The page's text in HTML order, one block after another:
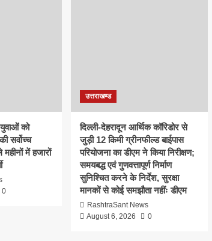
को
सर्वोच्च
में हजारों
0
उत्तराखण्ड
दिल्ली-देहरादून आर्थिक कॉरिडोर से
जुड़ी 12 किमी ग्रीनफील्ड बाईपास
परियोजना का डीएम ने किया निरीक्षण;
समयबद्ध एवं गुणवत्तापूर्ण निर्माण
सुनिश्चित करने के निर्देश, सुरक्षा
मानकों से कोई समझौता नहींः डीएम
RashtraSant News
August 6, 2026
0